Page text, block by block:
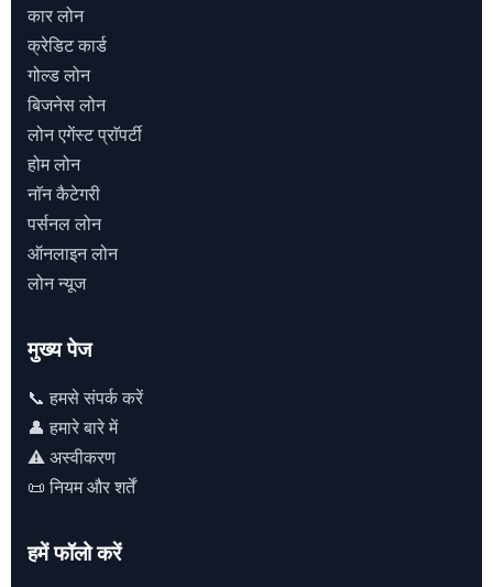
कार लोन
क्रेडिट कार्ड
गोल्ड लोन
बिजनेस लोन
लोन एगेंस्ट प्राॅपर्टी
होम लोन
नाॅन कैटेगरी
पर्सनल लोन
ऑनलाइन लोन
लोन न्यूज
मुख्य पेज
📞 हमसे संपर्क करें
👤 हमारे बारे में
⚠️ अस्वीकरण
📜 नियम और शर्तें
हमें फॉलो करें